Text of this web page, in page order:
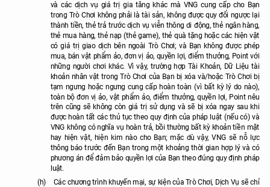
và các dịch vụ giá trị gia tăng khác mà VNG cung cấp cho Bạn
trong Trò Chơi không phải là tài sản, không được quy đổi ngược lại
thành tiền, thẻ trả trước dịch vụ viễn thông di động, thẻ ngân hàng,
thẻ mua hàng, thẻ nạp (thẻ game), thẻ quà tặng hoặc các hiện vật
có giá trị giao dịch bên ngoài Trò Chơi; và Bạn không được phép
mua, bán vật phẩm ảo, đơn vị ảo, quyền lợi, điểm thưởng, Point với
những người chơi khác. Vì vậy, trường hợp Tài Khoản, Dữ Liệu tài
khoản nhân vật trong Trò Chơi của Bạn bị xóa và/hoặc Trò Chơi bị
tạm ngưng hoặc ngưng cung cấp hoàn toàn (vì bất kỳ lý do nào),
toàn bộ đơn vị ảo, vật phẩm ảo, điểm thưởng, quyền lợi, Point nêu
trên cũng sẽ không còn giá trị sử dụng và sẽ bị xóa ngay sau khi
được hoàn tất các thủ tục theo quy định của pháp luật (nếu có) và
VNG không có nghĩa vụ hoàn trả, bồi thường bất kỳ khoản tiền mặt
hay hiện vật, hiện kim nào cho Bạn; mặc dù vậy, VNG sẽ nỗ lực
thông báo trước đến Bạn trong một khoảng thời gian hợp lý và có
phương án để đảm bảo quyền lợi của Bạn theo đúng quy định pháp
luật.
(h)
Các chương trình khuyến mại, sự kiện của Trò Chơi, Dịch Vụ sẽ chỉ